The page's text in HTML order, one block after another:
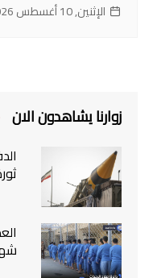
الإثنين, 10 أغسطس 2026, 9:28
زوارنا يشاهدون الان